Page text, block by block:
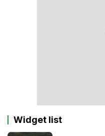
Widget list